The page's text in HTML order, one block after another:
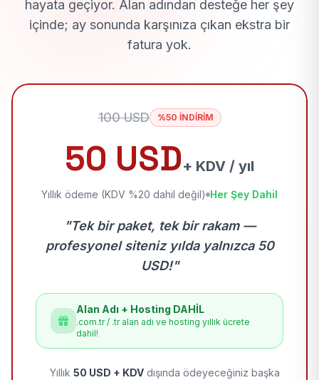
hayata geçiyor. Alan adından desteğe her şey
içinde; ay sonunda karşınıza çıkan ekstra bir
fatura yok.
100 USD %50 İNDİRİM
50 USD+ KDV / yıl
Yıllık ödeme (KDV %20 dahil değil) Her Şey Dahil
"Tek bir paket, tek bir rakam —
profesyonel siteniz yılda yalnızca 50
USD!"
Alan Adı + Hosting DAHİL
.com.tr / .tr alan adı ve hosting yıllık ücrete
dahil!
Yıllık 50 USD + KDV dışında ödeyeceğiniz başka